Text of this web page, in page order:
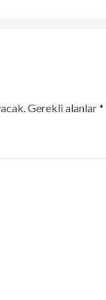
Gerekli alanlar*